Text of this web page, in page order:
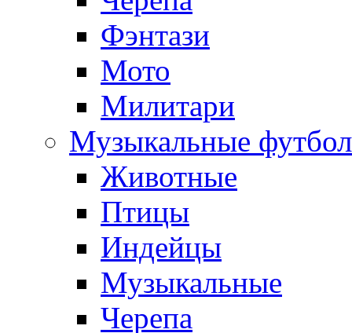
Фэнтази
Мото
Милитари
Музыкальные
Животные
Птицы
Индейцы
Музыкальные
Черепа